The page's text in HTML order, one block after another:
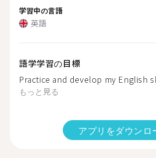
学習中の言語
英語
語学学習の目標
Practice and develop my English
もっと見る
アプリをダウンロ